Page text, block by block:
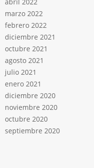
marzo 2022
febrero 2022
diciembre 2021
octubre 2021
agosto 2021
julio 2021
enero 2021
diciembre 2020
noviembre 2020
octubre 2020
septiembre 2020